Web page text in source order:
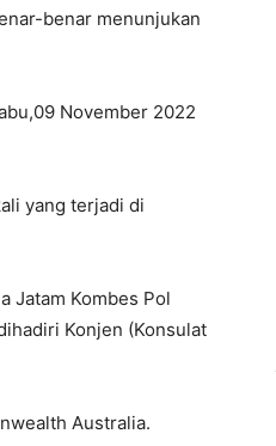
benar menunjukan
November 2022
yang terjadi di
Jatam Kombes Pol
Konjen (Konsulat
Australia.